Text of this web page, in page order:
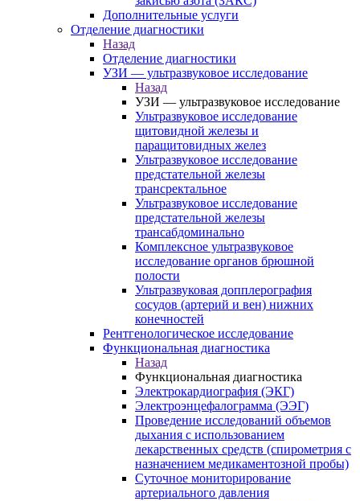
Дополнительные услуги
Отделение диагностики
Назад
Отделение диагностики
УЗИ — ультразвуковое исследование
Назад
УЗИ — ультразвуковое исследование
Ультразвуковое исследование
щитовидной железы и
паращитовидных желез
Ультразвуковое исследование
предстательной железы
трансректальное
Ультразвуковое исследование
предстательной железы
трансабдоминально
Комплексное ультразвуковое
исследование органов брюшной
полости
Ультразвуковая допплерография
сосудов (артерий и вен) нижних
конечностей
Рентгенологическое исследование
Функциональная диагностика
Назад
Функциональная диагностика
Электрокардиография (ЭКГ)
Электроэнцефалограмма (ЭЭГ)
Проведение исследований объемов
дыхания с использованием
лекарственных средств (спирометрия с
назначением медикаментозной пробы)
Суточное мониторирование
артериального давления